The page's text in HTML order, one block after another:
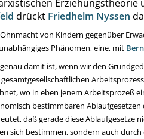
Erziehungstheorie
drückt Friedhelm Nyssen
von Kindern gegenüber
Phänomen, eine, mit
damit ist, wenn wir den
wo in eben jenem Arbeitsprozeß
bestimmbaren Ablaufgesetzen
daß gerade diese Ablaufgesetze
sich bestimmen, sondern auch